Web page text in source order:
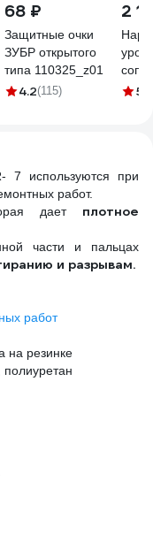
68 ₽
Защитные очки
ЗУБР открытого
типа 110325_z01
4.2(115)
2
5
7 используются при
работ.
даетплотное
части и пальцах
и разрывам.
работ
на резинке
полиуретан